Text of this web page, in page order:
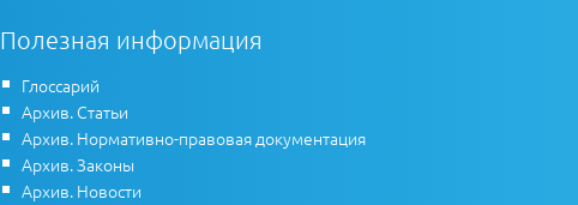
Полезная информация
Глоссарий
Архив. Статьи
Архив. Нормативно-правовая документация
Архив. Законы
Архив. Новости